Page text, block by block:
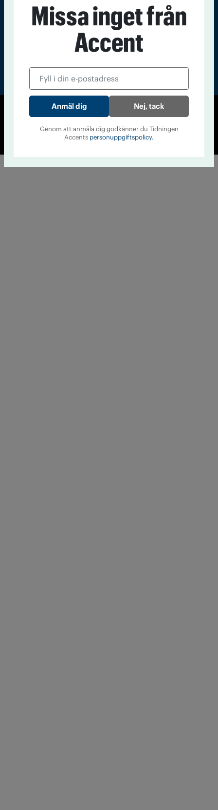
Accent
© Tidningen Accent 2026
Cookiepolicy
Personuppgiftspolicy
Missa inget från
Accent
Nej, tack
Genom att anmäla dig godkänner du Tidningen
Accents personuppgiftspolicy.